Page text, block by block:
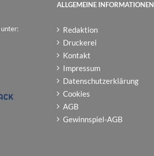
unter:
ALLGEMEINE INFORMATIONEN
Redaktion
Druckerei
Kontakt
Impressum
Datenschutzerklärung
Cookies
AGB
Gewinnspiel-AGB